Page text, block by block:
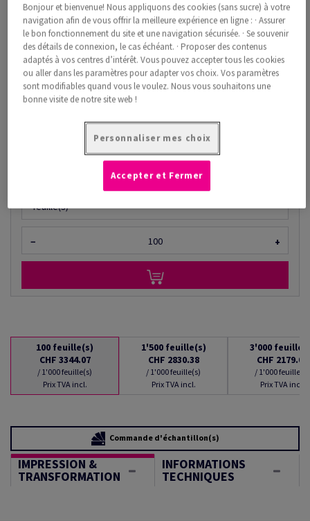
Image, Impact, superblanc, sans bois ECF, 300g/m2, 720mm x
1020mm, BE, Paquet de 100 feuilles, FSC Mix Credit
Information additionnelle
Recommander ce produit
Prix catalogue TVA incl.
CHF 3'344.07 34.84% Rabais
à partir de
EN STOCK : LIVRAISON À PARTIR DU 10/08/2026
feuille(s)
− +
100 feuille(s)
CHF 3344.07
/ 1'000 feuille(s)
Prix TVA incl.
1'500 feuille(s)
CHF 2830.38
/ 1'000 feuille(s)
Prix TVA incl.
3'000
CHF 2179.08
/ 1'000 feuille(s)
Prix TVA incl.
Commande d'échantillon(s)
IMPRESSION &
TRANSFORMATION
INFORMATIONS
TECHNIQUES
Bonjour et bienvenue! Nous appliquons des cookies (sans sucre) à votre
navigation afin de vous offrir la meilleure expérience en ligne : · Assurer
le bon fonctionnement du site et une navigation sécurisée. · Se souvenir
des détails de connexion, le cas échéant. · Proposer des contenus
adaptés à vos centres d’intérêt. Vous pouvez accepter tous les cookies
ou aller dans les paramètres pour adapter vos choix. Vos paramètres
sont modifiables quand vous le voulez. Nous vous souhaitons une
bonne visite de notre site web !
Personnaliser mes choix
Accepter et Fermer